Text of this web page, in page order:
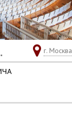
г. Москва